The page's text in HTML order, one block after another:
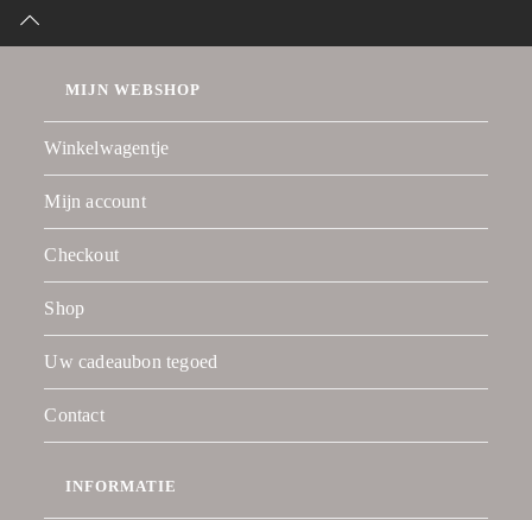
MIJN WEBSHOP
Winkelwagentje
Mijn account
Checkout
Shop
Uw cadeaubon tegoed
Contact
INFORMATIE